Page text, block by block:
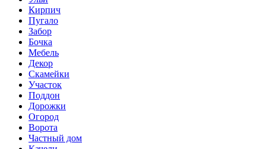
Кирпич
Пугало
Забор
Бочка
Мебель
Декор
Скамейки
Участок
Поддон
Дорожки
Огород
Ворота
Частный дом